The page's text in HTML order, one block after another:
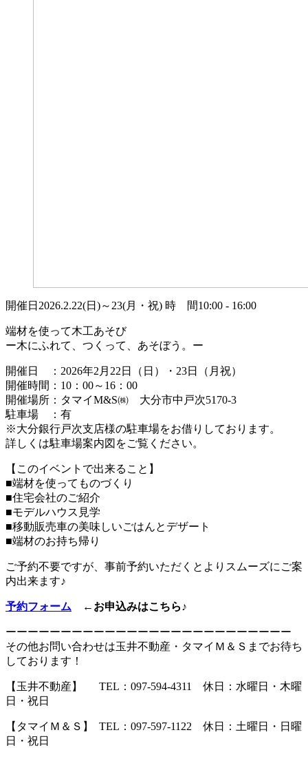
開催日 2026.2.22(日)～23(月・祝) 時 間10:00 - 16:00
端材を使って木工あそび
ー木にふれて、つくって、あそぼう。ー
開催日 ：2026年2月22日（日）・23日（月祝）
開催時間：10：00～16：00
開催場所：タマイM&S㈱ 大分市中戸次5170-3
駐車場 ：有
※大分銀行戸次支店様の駐車場をお借りしております。
詳しくは駐車場案内図をご覧ください。
【このイベントで出来ること】
■端材を使ってものづくり
■住宅会社のご紹介
■モデルハウス見学
■移動販売車の美味しいごはんとデザート
■端材のお持ち帰り
ご予約不要ですが、事前予約いただくとよりスムーズにご案
内出来ます♪
予約フォーム ←お申込みはこちら♪
ーーーーーーーーーーーーーーーーーーーーーーーーーー
その他お問い合わせは玉井不動産・タマイＭ＆Ｓまでお待ち
しております！
【玉井不動産】 TEL：097‐594‐4311 休日：水曜日・木曜
日・祝日
【タマイＭ＆Ｓ】 TEL：097‐597-1122 休日：土曜日・日曜
日・祝日